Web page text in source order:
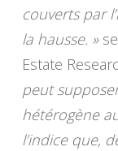
couverts par
la hausse. »
Estate
peut
hétérogène
l’indice que,